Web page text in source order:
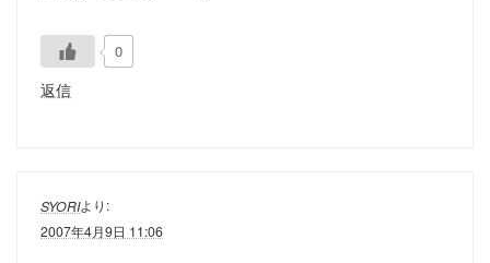
0
返信
SYORIより:
2007年4月9日 11:06